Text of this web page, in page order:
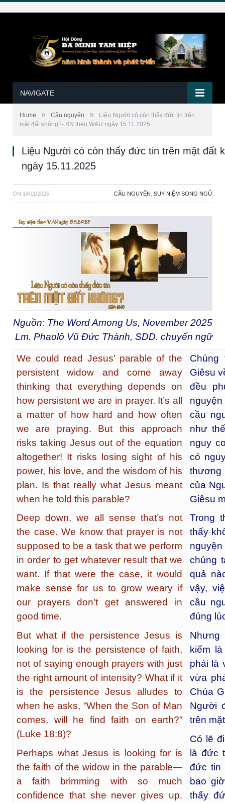
NAVIGATE
Home » Cầu nguyện »
Liệu Người có còn thấy đức tin trên
mặt đất không?- SN theo WAU ngày 15.11.2025
Liệu Người có còn thấy đức tin trên mặt đất
ngày 15.11.2025
ON 14/11/2025 CẦU NGUYỆN SUY NIỆM SONG NGỮ
Nguồn: The Word Among Us, November 2025
Lm. Phaolô Vũ Đức Thành, SDD. chuyển ngữ
We could read Jesus’ parable of the
persistent widow and come away
thinking that everything depends on
how persistent we are in prayer. It’s all
a matter of how hard and how often
we are praying. But this approach
risks taking Jesus out of the equation
altogether! It risks losing sight of his
power, his love, and the wisdom of his
plan. Is that really what Jesus meant
when he told this parable?
Deep down, we all sense that’s not
the case. We know that prayer is not
supposed to be a task that we perform
in order to get whatever result that we
want. If that were the case, it would
make sense for us to grow weary if
our prayers don’t get answered in
good time.
But what if the persistence Jesus is
looking for is the persistence of faith,
not of saying enough prayers with just
the right amount of intensity? What if it
is the persistence Jesus alludes to
when he asks, “When the Son of Man
comes, will he find faith on earth?”
(Luke 18:8)?
Perhaps what Jesus is looking for is
the faith of the widow in the parable—
a faith brimming with so much
confidence that she never gives up.
Giêsu
đều
cầu
như
nguy
có
của
Giêsu
Trong
thấy
chúng
quả
vậy,
cầu
đúng
Nhưng
kiếm
phải là
vừa
Chúa
Người
trên
Có lẽ
là đức
đức tin
bao
thấy